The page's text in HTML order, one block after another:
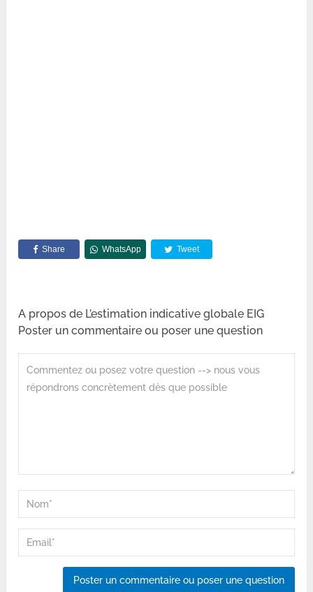
Share WhatsApp Tweet
A propos de L’estimation indicative globale EIG
Poster un commentaire ou poser une question